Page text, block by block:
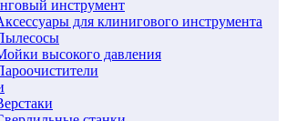
инструмент
для клинигового инструмента
высокого давления